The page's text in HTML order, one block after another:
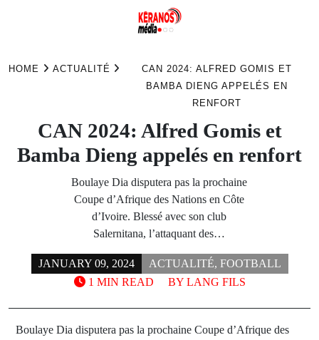
HOME ACTUALITÉ
CAN 2024: ALFRED GOMIS ET
BAMBA DIENG APPELÉS EN
RENFORT
CAN 2024: Alfred Gomis et
Bamba Dieng appelés en renfort
Boulaye Dia disputera pas la prochaine
Coupe d’Afrique des Nations en Côte
d’Ivoire. Blessé avec son club
Salernitana, l’attaquant des…
JANUARY 09, 2024 ACTUALITÉ, FOOTBALL
BY LANG FILS
1 MIN READ
Boulaye Dia disputera pas la prochaine Coupe d’Afrique des